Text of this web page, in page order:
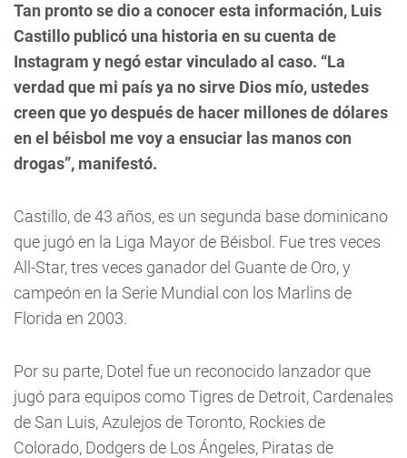
Tan pronto se dio a conocer esta información, Luis
Castillo publicó una historia en su cuenta de
Instagram y negó estar vinculado al caso. “La
verdad que mi país ya no sirve Dios mío, ustedes
creen que yo después de hacer millones de dólares
en el béisbol me voy a ensuciar las manos con
drogas”, manifestó.
Castillo, de 43 años, es un segunda base dominicano
que jugó en la Liga Mayor de Béisbol. Fue tres veces
All-Star, tres veces ganador del Guante de Oro, y
campeón en la Serie Mundial con los Marlins de
Florida en 2003.
Por su parte, Dotel fue un reconocido lanzador que
jugó para equipos como Tigres de Detroit, Cardenales
de San Luis, Azulejos de Toronto, Rockies de
Colorado, Dodgers de Los Ángeles, Piratas de